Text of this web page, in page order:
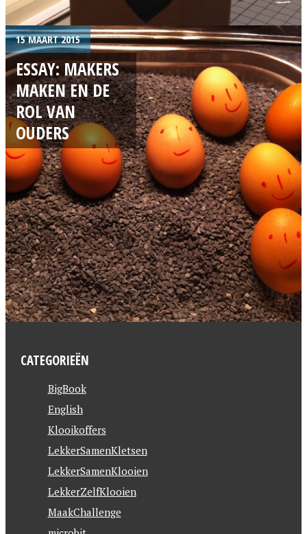
15 MAART 2015
ESSAY: MAKERS
MAKEN EN DE
ROL VAN
OUDERS
CATEGORIEËN
BigBook
English
Klooikoffers
LekkerSamenKletsen
LekkerSamenKlooien
LekkerZelfKlooien
MaakChallenge